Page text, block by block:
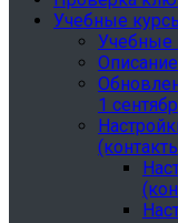
Учебные
Учебные
1